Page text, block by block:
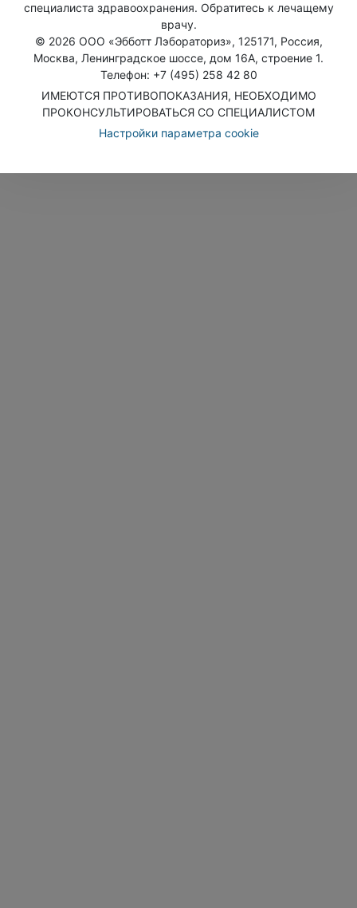
специалиста здравоохранения. Обратитесь к лечащему
врачу.
© 2026 ООО «Эбботт Лэбораториз», 125171, Россия,
Москва, Ленинградское шоссе, дом 16А, строение 1.
Телефон: +7 (495) 258 42 80
ИМЕЮТСЯ ПРОТИВОПОКАЗАНИЯ, НЕОБХОДИМО
ПРОКОНСУЛЬТИРОВАТЬСЯ СО СПЕЦИАЛИСТОМ
Настройки параметра cookie